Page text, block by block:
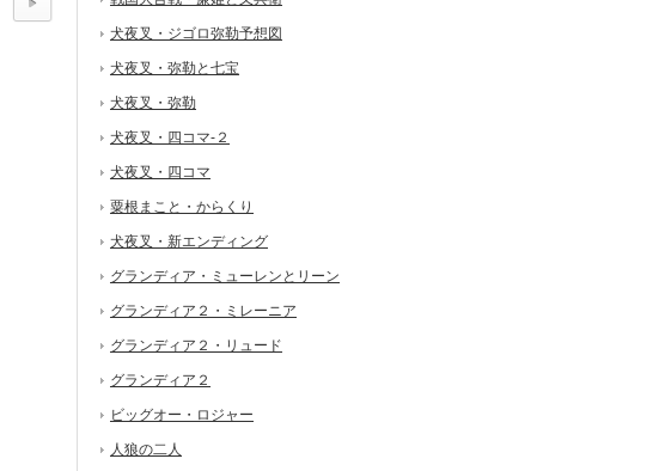
犬夜叉・ジゴロ弥勒予想図
犬夜叉・弥勒と七宝
犬夜叉・弥勒
犬夜叉・四コマ-２
犬夜叉・四コマ
粟根まこと・からくり
犬夜叉・新エンディング
グランディア・ミューレンとリーン
グランディア２・ミレーニア
グランディア２・リュード
グランディア２
ビッグオー・ロジャー
人狼の二人